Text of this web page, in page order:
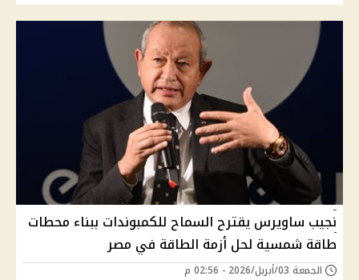
نجيب ساويرس يقترح السماح للكمبوندات ببناء محطات
طاقة شمسية لحل أزمة الطاقة في مصر
الجمعة 03/أبريل/2026 - 02:56 م